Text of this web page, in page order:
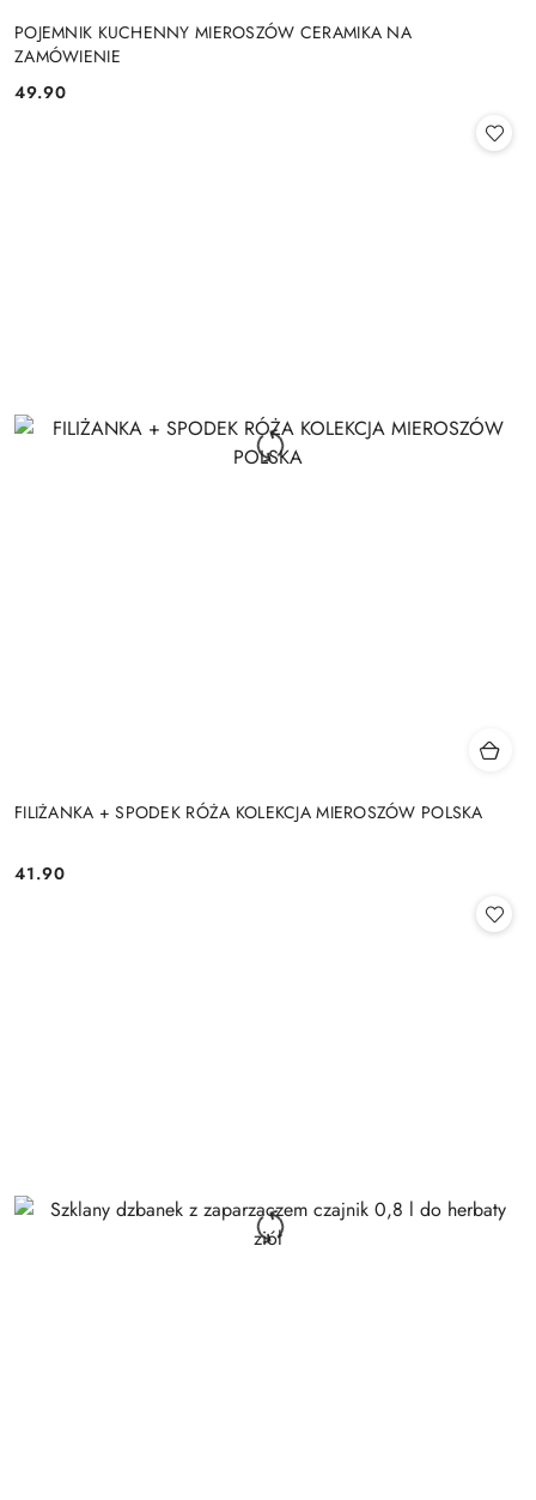
POJEMNIK KUCHENNY MIEROSZÓW CERAMIKA NA
ZAMÓWIENIE
Cena:
49.90
FILIŻANKA + SPODEK RÓŻA KOLEKCJA MIEROSZÓW POLSKA
Cena:
41.90